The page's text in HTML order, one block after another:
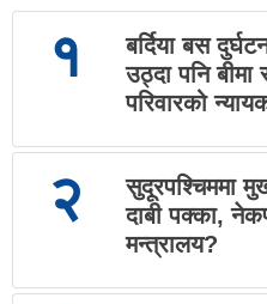
१
बर्दिया बस
उठ्दा पनि बीमा
परिवारको
२
सुदूरपश्चिममा
दाबी पक्का,
मन्त्रालय?